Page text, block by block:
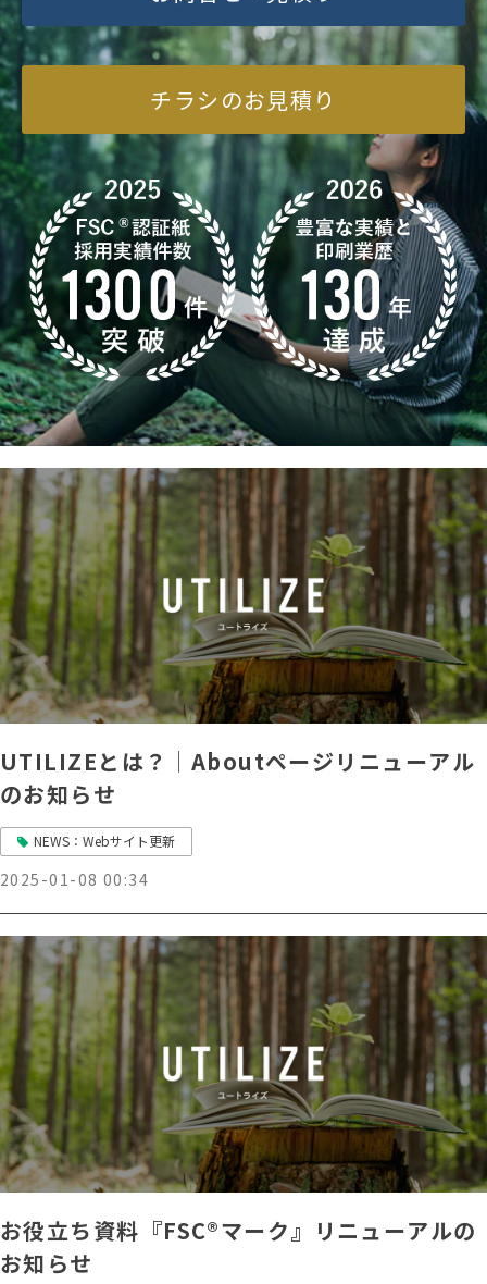
チラシのお見積り
UTILIZEとは？│Aboutページリニューアル
のお知らせ
NEWS：Webサイト更新
2025-01-08 00:34
お役立ち資料『FSC®マーク』リニューアルの
お知らせ